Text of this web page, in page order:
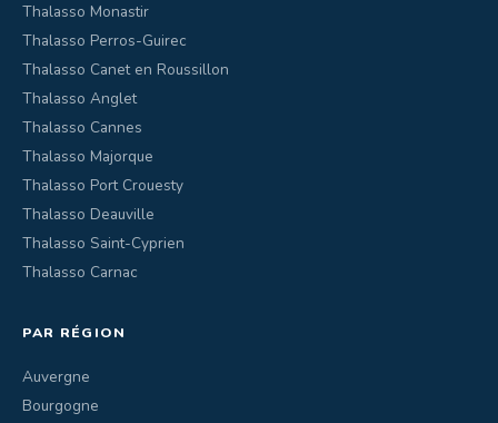
Thalasso Monastir
Thalasso Perros-Guirec
Thalasso Canet en Roussillon
Thalasso Anglet
Thalasso Cannes
Thalasso Majorque
Thalasso Port Crouesty
Thalasso Deauville
Thalasso Saint-Cyprien
Thalasso Carnac
PAR RÉGION
Auvergne
Bourgogne